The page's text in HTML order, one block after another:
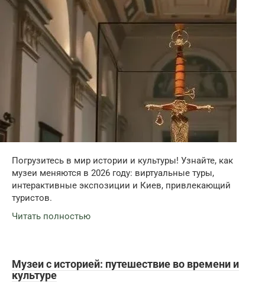
Погрузитесь в мир истории и культуры! Узнайте, как
музеи меняются в 2026 году: виртуальные туры,
интерактивные экспозиции и Киев, привлекающий
туристов.
Читать полностью
Музеи с историей: путешествие во времени и
культуре